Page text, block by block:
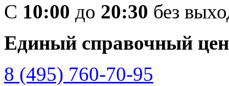
C 10:00 до 20:30 без
Единый справочный
8 (495) 760-70-95